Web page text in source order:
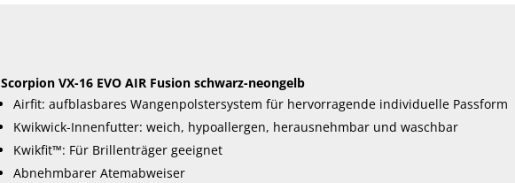
Scorpion VX-16 EVO AIR Fusion schwarz-neongelb
Airfit: aufblasbares Wangenpolstersystem für hervorragende individuelle Passform
Kwikwick-Innenfutter: weich, hypoallergen, herausnehmbar und waschbar
Kwikfit™: Für Brillenträger geeignet
Abnehmbarer Atemabweiser